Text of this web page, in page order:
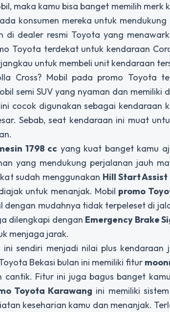
maka kamu bisa banget memilih merk
konsumen mereka untuk
di dealer resmi Toyota yang
Toyota terdekat untuk kendaraan
untuk membeli unit kendaraan
Cross? Mobil pada promo Toyota
semi SUV yang nyaman dan memiliki
cocok digunakan sebagai kendaraan
Sebab, seat kendaraan ini muat
1798 cc yang kuat banget kamu
yang mendukung perjalanan jauh
sudah menggunakan Hill Start Assist
untuk menanjak. Mobil promo
dengan mudahnya tidak terpeleset di
dilengkapi dengan Emergency Brake
menjaga jarak.
sendiri menjadi nilai plus kendaraan
Bekasi bulan ini memiliki fitur
Fitur ini juga bagus banget
Toyota Karawang ini memiliki
keseharian kamu dan menanjak.